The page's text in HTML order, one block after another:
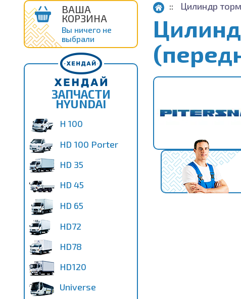
ВАША
КОРЗИНА
Вы ничего не
выбрали
ЗАПЧАСТИ
HYUNDAI
H 100
HD 100 Porter
HD 35
HD 45
HD 65
HD72
HD78
HD120
Universe
Цилиндр